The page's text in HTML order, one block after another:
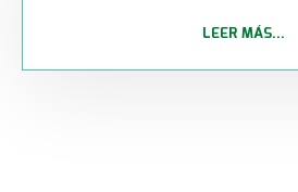
LEER MÁS...